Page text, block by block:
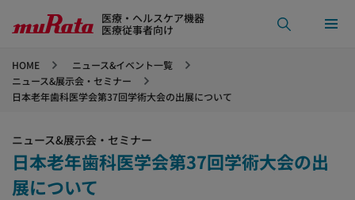
医療・ヘルスケア機器
医療従事者向け
HOME
ニュース&イベント一覧
ニュース&展示会・セミナー
日本老年歯科医学会第37回学術大会の出展について
日本老年歯科医学会第37回学術大会の出
展について
ニュース&展示会・セミナー